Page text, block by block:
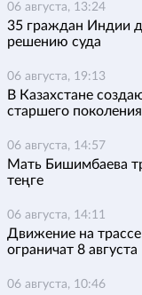
06 августа, 13:24
35 граждан Индии
решению суда
06 августа, 19:13
В Казахстане
старшего поколения
06 августа, 14:57
Мать Бишимбаева
теңге
06 августа, 14:11
Движение на
ограничат 8 августа
06 августа, 10:46